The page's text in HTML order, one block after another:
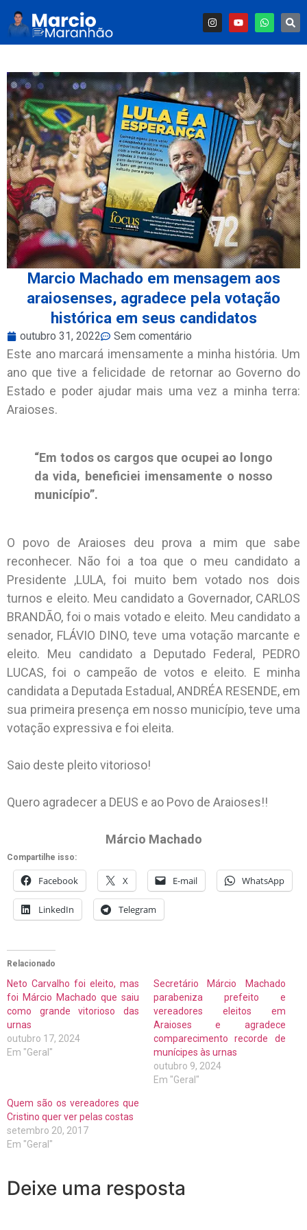
Marcio Machado em mensagem aos
araiosenses, agradece pela votação
histórica em seus candidatos
outubro 31, 2022 Sem comentário
Este ano marcará imensamente a minha história. Um
ano que tive a felicidade de retornar ao Governo do
Estado e poder ajudar mais uma vez a minha terra:
Araioses.
“Em todos os cargos que ocupei ao longo
da vida, beneficiei imensamente o nosso
município”.
O povo de Araioses deu prova a mim que sabe
reconhecer. Não foi a toa que o meu candidato a
Presidente ,LULA, foi muito bem votado nos dois
turnos e eleito. Meu candidato a Governador, CARLOS
BRANDÃO, foi o mais votado e eleito. Meu candidato a
senador, FLÁVIO DINO, teve uma votação marcante e
eleito. Meu candidato a Deputado Federal, PEDRO
LUCAS, foi o campeão de votos e eleito. E minha
candidata a Deputada Estadual, ANDRÉA RESENDE, em
sua primeira presença em nosso município, teve uma
votação expressiva e foi eleita.
Saio deste pleito vitorioso!
Quero agradecer a DEUS e ao Povo de Araioses!!
Márcio Machado
Compartilhe isso:
Facebook X E-mail WhatsApp
LinkedIn Telegram
Relacionado
Neto Carvalho foi eleito, mas
foi Márcio Machado que saiu
como grande vitorioso das
urnas
outubro 17, 2024
Em "Geral"
Secretário Márcio Machado
parabeniza prefeito e
vereadores eleitos em
Araioses e agradece
comparecimento recorde de
munícipes às urnas
outubro 9, 2024
Em "Geral"
Quem são os vereadores que
Cristino quer ver pelas costas
setembro 20, 2017
Em "Geral"
Deixe uma resposta